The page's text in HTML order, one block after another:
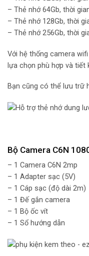
– Thẻ nhớ 64Gb, thời
– Thẻ nhớ 128Gb, thời
– Thẻ nhớ 256Gb, thời
Với hệ thống camera
lựa chọn phù hợp và tiết
Bạn cũng có thể lưu trữ
Bộ Camera C6N
– 1 Camera C6N 2mp
– 1 Adapter sạc (5V)
– 1 Cáp sạc (độ dài 2m)
– 1 Đế gắn camera
– 1 Bộ ốc vít
– 1 Sổ hướng dẫn